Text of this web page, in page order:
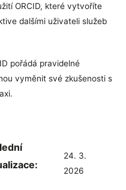
ORCID, které vytvoříte
dalšími uživateli služeb
pořádá pravidelné
vyměnit své zkušenosti s
24. 3.
2026